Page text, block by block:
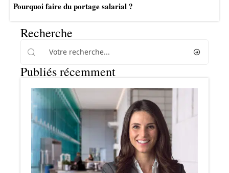
Pourquoi faire du portage salarial ?
Recherche
Publiés récemment